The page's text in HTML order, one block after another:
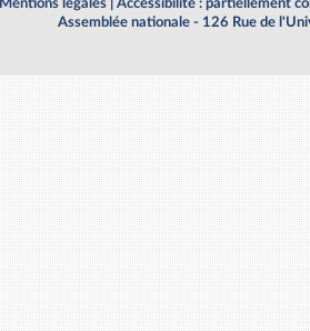
Mentions légales
Accessibilité : partiellement
Assemblée nationale - 126 Rue de